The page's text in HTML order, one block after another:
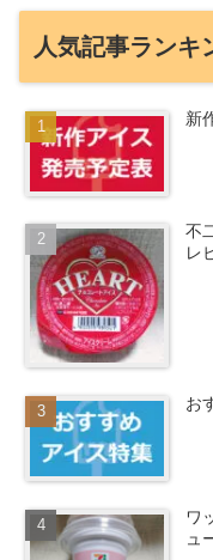
人気記事ランキ
新
不
レ
お
ワ
ュ